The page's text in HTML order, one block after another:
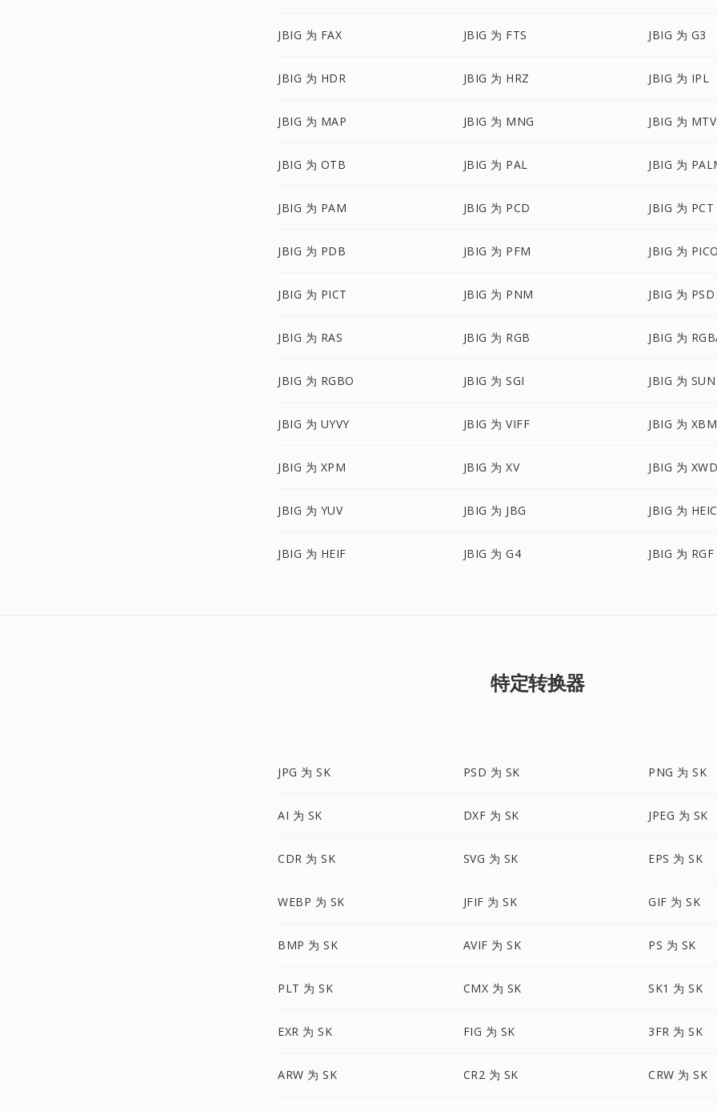
JBIG 为 FAX JBIG 为 FTS JBIG 为 G3
JBIG 为 HDR JBIG 为 HRZ JBIG 为 IPL
JBIG 为 MAP JBIG 为 MNG JBIG 为 MTV
JBIG 为 OTB JBIG 为 PAL JBIG 为
JBIG 为 PAM JBIG 为 PCD JBIG 为 PCT
JBIG 为 PDB JBIG 为 PFM JBIG 为
JBIG 为 PICT JBIG 为 PNM JBIG 为 PSD
JBIG 为 RAS JBIG 为 RGB JBIG 为
JBIG 为 RGBO JBIG 为 SGI JBIG 为 SUN
JBIG 为 UYVY JBIG 为 VIFF JBIG 为 XBM
JBIG 为 XPM JBIG 为 XV JBIG 为 XWD
JBIG 为 YUV JBIG 为 JBG JBIG 为 HEIC
JBIG 为 HEIF JBIG 为 G4 JBIG 为 RGF
特定转换器
JPG 为 SK PSD 为 SK PNG 为 SK
AI 为 SK DXF 为 SK JPEG 为 SK
CDR 为 SK SVG 为 SK EPS 为 SK
WEBP 为 SK JFIF 为 SK GIF 为 SK
BMP 为 SK AVIF 为 SK PS 为 SK
PLT 为 SK CMX 为 SK SK1 为 SK
EXR 为 SK FIG 为 SK 3FR 为 SK
ARW 为 SK CR2 为 SK CRW 为 SK